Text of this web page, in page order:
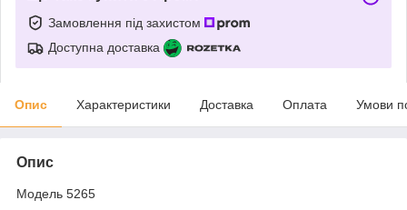
Замовлення під захистом
Доступна доставка
Опис Характеристики Доставка Оплата Умови
Опис
Модель 5265